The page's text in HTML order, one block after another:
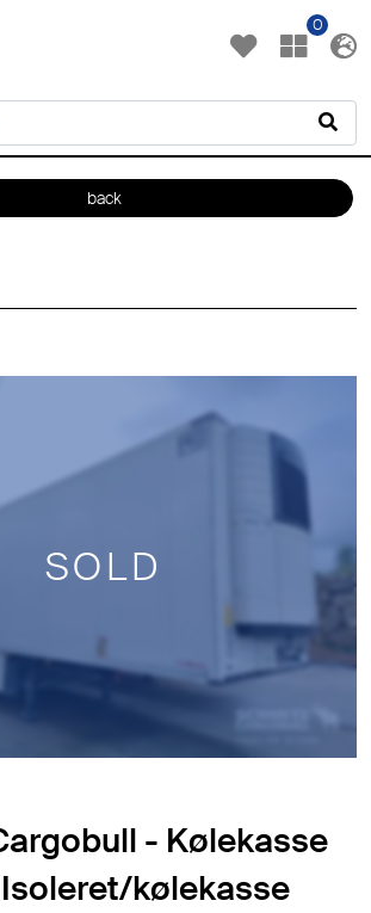
0
back
SOLD
- Kølekasse
kølekasse